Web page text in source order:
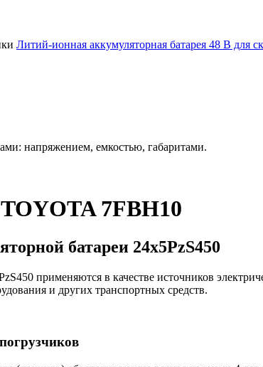
Литий-ионная аккумуляторная батарея 48 В для
напряжением, емкостью, габаритами.
7FBH10
батареи 24х5PzS450
применяются в качестве источников
и других транспортных средств.